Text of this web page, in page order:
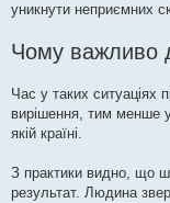
уникнути неприємних
Чому важливо
Час у таких
вирішення, тим менше
якій країні.
З практики видно, що
результат. Людина